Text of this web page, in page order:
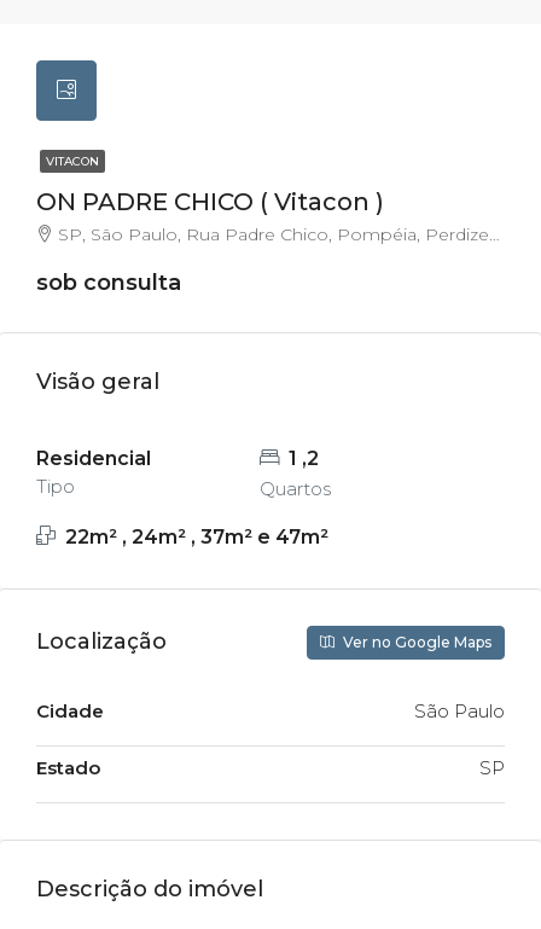
VITACON
ON PADRE CHICO ( Vitacon )
SP, São Paulo, Rua Padre Chico, Pompéia, Perdizes, São Paulo, Região Imediata de São Paulo, Região Metropolitana de São Paulo, Região Geográfica Intermediária de São Paulo, São Paulo, Região Sudeste, 05008-010, Brasil, Pompéia
sob consulta
Visão geral
Residencial
Tipo
1 ,2
Quartos
22m² , 24m² , 37m² e 47m²
Localização Ver no Google Maps
Cidade São Paulo
Estado SP
Descrição do imóvel